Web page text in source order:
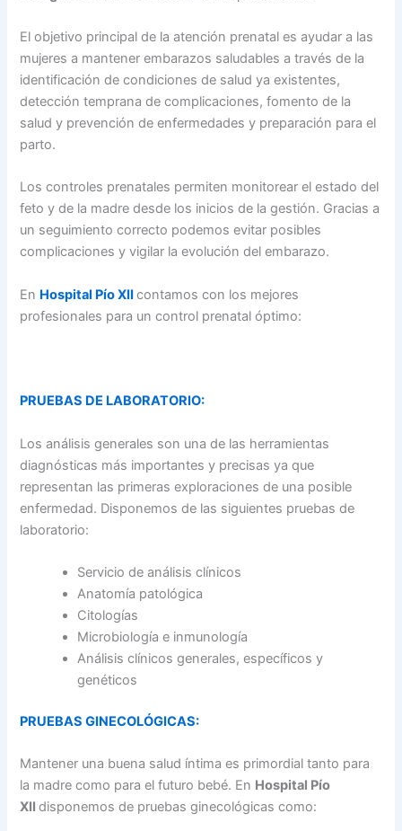
El objetivo principal de la atención prenatal es ayudar a las
mujeres a mantener embarazos saludables a través de la
identificación de condiciones de salud ya existentes,
detección temprana de complicaciones, fomento de la
salud y prevención de enfermedades y preparación para el
parto.
Los controles prenatales permiten monitorear el estado del
feto y de la madre desde los inicios de la gestión. Gracias a
un seguimiento correcto podemos evitar posibles
complicaciones y vigilar la evolución del embarazo.
En Hospital Pío XIIcontamos con los mejores
profesionales para un control prenatal óptimo:
PRUEBAS DE LABORATORIO:
Los análisis generales son una de las herramientas
diagnósticas más importantes y precisas ya que
representan las primeras exploraciones de una posible
enfermedad. Disponemos de las siguientes pruebas de
laboratorio:
Servicio de análisis clínicos
Anatomía patológica
Citologías
Microbiología e inmunología
Análisis clínicos generales, específicos y
genéticos
PRUEBAS GINECOLÓGICAS:
Mantener una buena salud íntima es primordial tanto para
la madre como para el futuro bebé. En Hospital Pío
XIIdisponemos de pruebas ginecológicas como: